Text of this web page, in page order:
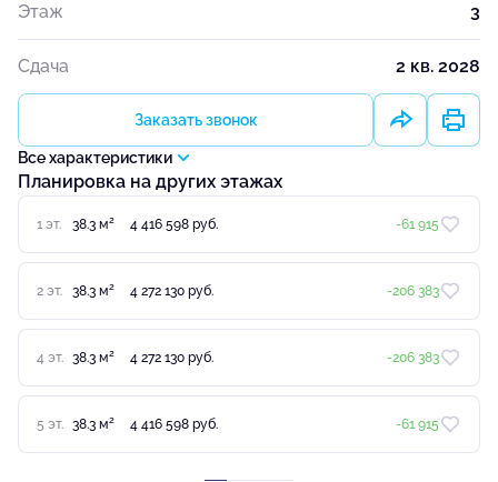
Этаж 3
Сдача 2 кв. 2028
Заказать звонок
Все характеристики
Планировка на других этажах
1 эт. 38.3 м2 4 416 598 руб. -61 915
2 эт. 38.3 м2 4 272 130 руб. -206 383
4 эт. 38.3 м2 4 272 130 руб. -206 383
5 эт. 38.3 м2 4 416 598 руб. -61 915